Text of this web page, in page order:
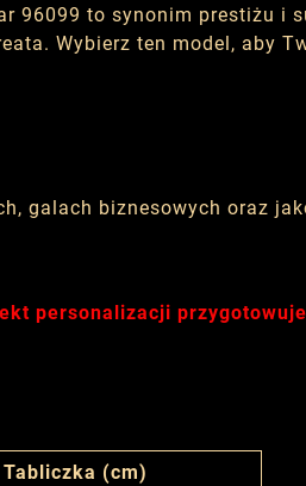
96099 to synonim prestiżu i
Wybierz ten model, aby
galach biznesowych oraz
personalizacji
Tabliczka (cm)